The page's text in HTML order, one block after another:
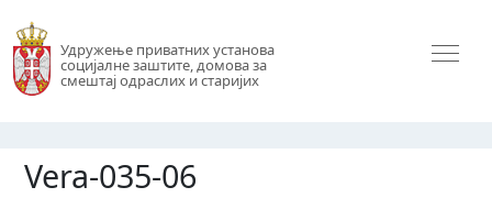
Удружење приватних установа
социјалне заштите, домова за
смештај одраслих и старијих
Vera-035-06